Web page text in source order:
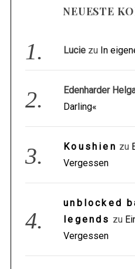
NEUESTE
Lucie zu In
Edenharder
Darling«
Koushien zu
Vergessen
unblocked
legends zu
Vergessen